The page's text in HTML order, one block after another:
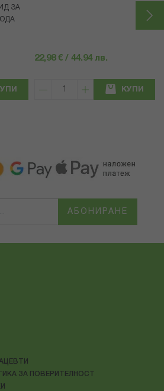
ЗА
22,98 € / 44.94 лв.
КУПИ
АБОНИРАНЕ
ЗА ПОВЕРИТЕЛНОСТ